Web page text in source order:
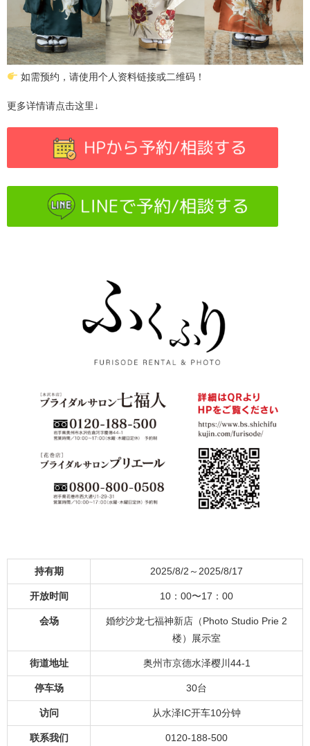
如需预约，请使用个人资料链接或二维码！
更多详情请点击这里↓
持有期 2025/8/2～2025/8/17
开放时间 10：00〜17：00
会场
婚纱沙龙七福神新店（Photo Studio Prie 2
楼）展示室
街道地址 奥州市京德水泽樱川44-1
停车场 30台
访问 从水泽IC开车10分钟
联系我们 0120-188-500